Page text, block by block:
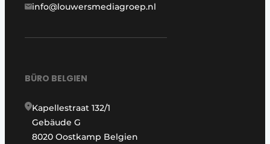
info@louwersmediagroep.nl
BÜRO BELGIEN
Kapellestraat 132/1
Gebäude G
8020 Oostkamp Belgien